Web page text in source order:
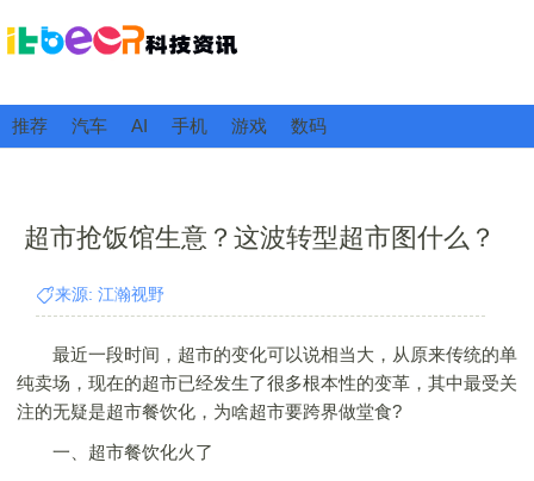
推荐 汽车 AI 手机 游戏 数码
超市抢饭馆生意？这波转型超市图什么？
来源: 江瀚视野
最近一段时间，超市的变化可以说相当大，从原来传统的单
纯卖场，现在的超市已经发生了很多根本性的变革，其中最受关
注的无疑是超市餐饮化，为啥超市要跨界做堂食?
一、超市餐饮化火了